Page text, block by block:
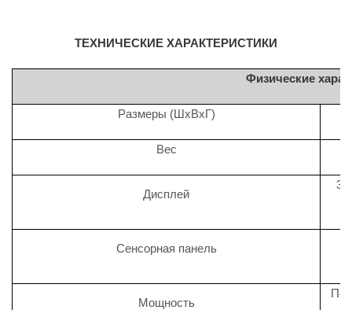
ТЕХНИЧЕСКИЕ ХАРАКТЕРИСТИКИ
Физические
Размеры (ШхВхГ)
Вес
Дисплей
3-
Сенсорная панель
Мощность